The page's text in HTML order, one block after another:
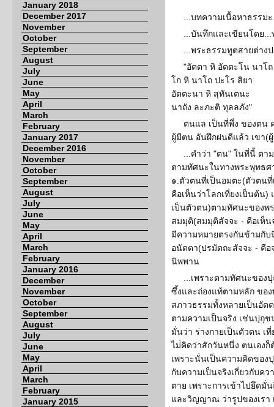
January 2018
December 2017
November
October
September
August
July
June
May
April
March
February
January 2017
December 2016
November
October
September
August
July
June
May
April
March
February
January 2016
December
November
October
September
August
July
June
May
April
March
February
January 2015
...บทความเนื้อหาธรรม
...บันทึกและเขียนโดย
...พระธรรมทูตสายต่าง
"อัตตา หิ อัตตะโน นาโถ
โก หิ นาโถ ปะโร สิยา
อัตตะนา หิ สุทันเตนะ
นาถัง ละภะติ ทุลลภัง"
ตนแล เป็นที่พึ่ง ของตน
ผู้มีตน อันฝึกฝนดีแล้ว เขา(
...คำว่า "ตน" ในที่นี้ ตา
ตามทัศนะในทางพระพุทธ
๑.ตัวตนที่เป็นอมตะ(ตัวตน
คือเห็นว่าโลกเที่ยงเป็นต้น
เป็นตัวตน)ตามทัศนะของพ
สมมุติ(สมมุติสัจจะ - คือเห็
มีความหมายตรงกันข้ามกั
อนัตตา(ปรมัตถะสัจจะ - คือ
นิพพาน
...เพราะตามทัศนะขอ
ซึ้งและถ่องแท้ตามหลัก ขอ
สภาวธรรมทั้งหลายเป็นอัต
ตามความเป็นจริง เช่นปุถุ
มั่นว่า ร่างกายเป็นตัวตน เ
ไม่่คิดว่าสักวันหนึ่ง ตนเองก็
เพราะนั่นเป็นความคิดของ
กับความเป็นจริงเกี่ยวกับค
ตาย เพราะการเข้าไปยึด
และวิญญาณ ว่ารูปของเรา